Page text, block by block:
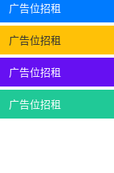
广告位招租
广告位招租
广告位招租
广告位招租